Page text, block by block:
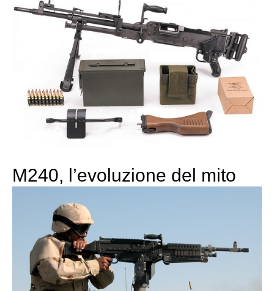
M240, l’evoluzione del mito